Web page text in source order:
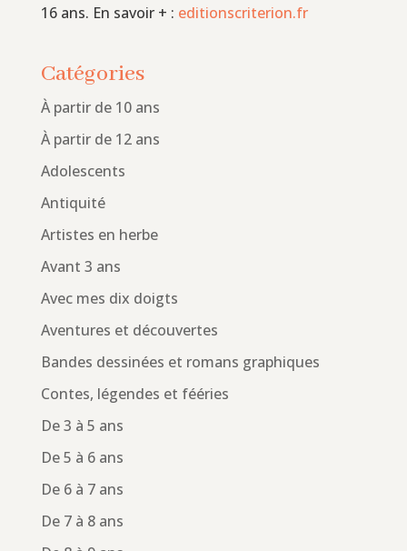
16 ans. En savoir + : editionscriterion.fr
Catégories
À partir de 10 ans
À partir de 12 ans
Adolescents
Antiquité
Artistes en herbe
Avant 3 ans
Avec mes dix doigts
Aventures et découvertes
Bandes dessinées et romans graphiques
Contes, légendes et fééries
De 3 à 5 ans
De 5 à 6 ans
De 6 à 7 ans
De 7 à 8 ans